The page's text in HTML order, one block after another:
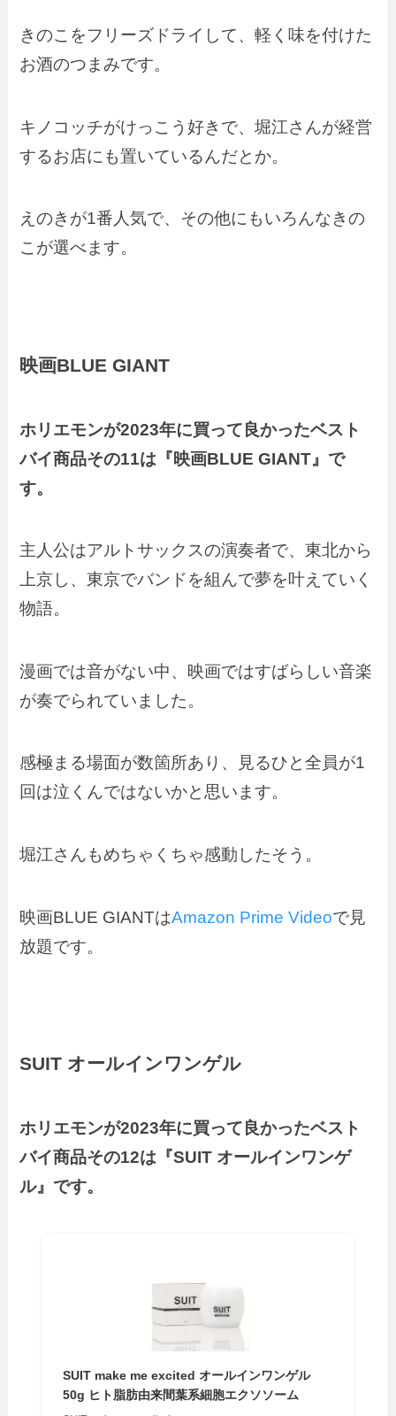
きのこをフリーズドライして、軽く味を付けた
お酒のつまみです。
キノコッチがけっこう好きで、堀江さんが経営
するお店にも置いているんだとか。
えのきが1番人気で、その他にもいろんなきの
こが選べます。
映画BLUE GIANT
ホリエモンが2023年に買って良かったベスト
バイ商品その11は『映画BLUE GIANT』で
す。
主人公はアルトサックスの演奏者で、東北から
上京し、東京でバンドを組んで夢を叶えていく
物語。
漫画では音がない中、映画ではすばらしい音楽
が奏でられていました。
感極まる場面が数箇所あり、見るひと全員が1
回は泣くんではないかと思います。
堀江さんもめちゃくちゃ感動したそう。
映画BLUE GIANTはAmazon Prime Videoで見
放題です。
SUIT オールインワンゲル
ホリエモンが2023年に買って良かったベスト
バイ商品その12は『SUIT オールインワンゲ
ル』です。
SUIT make me excited オールインワンゲル
50g ヒト脂肪由来間葉系細胞エクソソーム